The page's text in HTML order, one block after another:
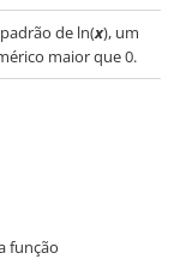
de ln(x), um
maior que 0.
função